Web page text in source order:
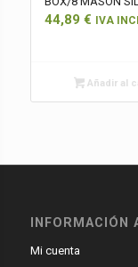
44,89 € IVA
Añadir al
INFORMACIÓN
Mi cuenta